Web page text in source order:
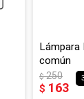
Lámpara
común
$ 163
$250